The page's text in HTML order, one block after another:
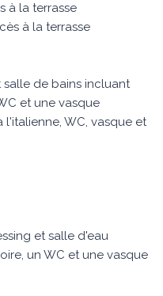
à la terrasse
à la terrasse
de bains incluant
et une vasque
WC, vasque et
et salle d'eau
un WC et une vasque